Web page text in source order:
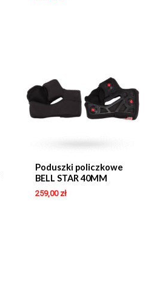
Poduszki policzkowe
BELL STAR 40MM
259,00 zł